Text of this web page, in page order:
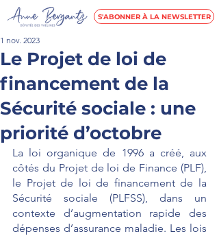
S'ABONNER À LA NEWSLETTER
Le Projet de loi de
financement de la
Sécurité sociale : une
priorité d’octobre
1 nov. 2023
La loi organique de 1996 a créé, aux
côtés du Projet de loi de Finance (PLF),
le Projet de loi de financement de la
Sécurité sociale (PLFSS), dans un
contexte d’augmentation rapide des
dépenses d’assurance maladie. Les lois